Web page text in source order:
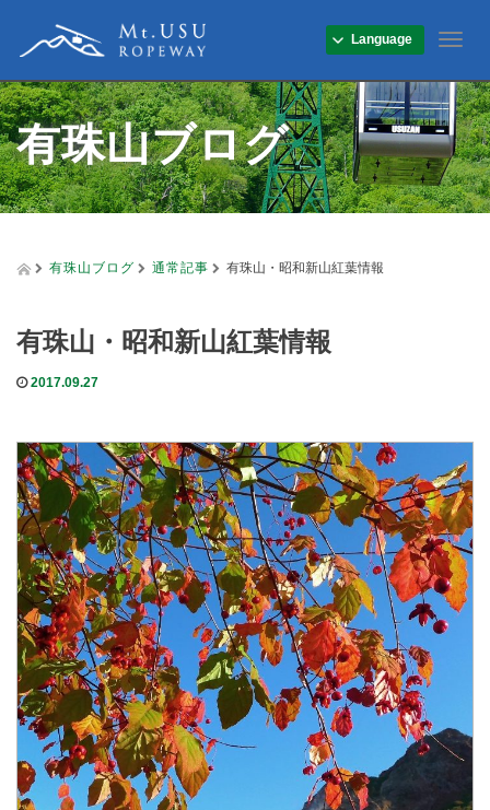
T
g
g
e
n
a
v
Language
有珠山ブログ
有珠山ブログ 通常記事 有珠山・昭和新山紅葉情報
有珠山・昭和新山紅葉情報
2017.09.27